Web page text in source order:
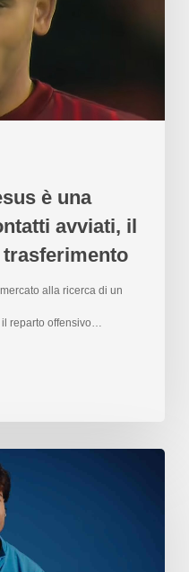
è una
avviati, il
alla ricerca di un
reparto offensivo…